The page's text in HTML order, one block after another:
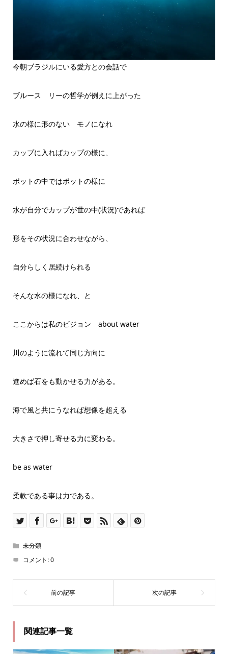
今朝ブラジルにいる愛方との会話で
ブルース リーの哲学が例えに上がった
水の様に形のない モノになれ
カップに入ればカップの様に、
ポットの中ではポットの様に
水が自分でカップが世の中(状況)であれば
形をその状況に合わせながら、
自分らしく居続けられる
そんな水の様になれ、と
ここからは私のビジョン about water
川のように流れて同じ方向に
進めば石をも動かせる力がある。
海で風と共にうなれば想像を超える
大きさで押し寄せる力に変わる。
be as water
柔軟である事は力である。
未分類
コメント:0
関連記事一覧